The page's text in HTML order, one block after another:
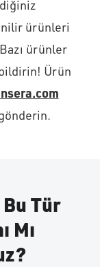
ürünleri
ürünler
Ürün
Tür
Mı